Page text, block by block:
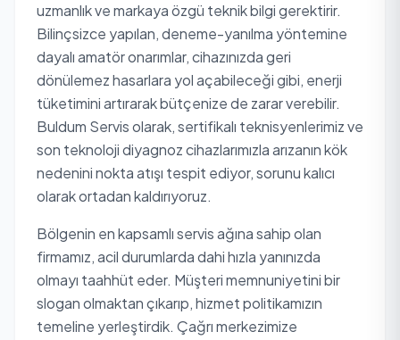
uzmanlık ve markaya özgü teknik bilgi gerektirir.
Bilinçsizce yapılan, deneme-yanılma yöntemine
dayalı amatör onarımlar, cihazınızda geri
dönülemez hasarlara yol açabileceği gibi, enerji
tüketimini artırarak bütçenize de zarar verebilir.
Buldum Servis olarak, sertifikalı teknisyenlerimiz ve
son teknoloji diyagnoz cihazlarımızla arızanın kök
nedenini nokta atışı tespit ediyor, sorunu kalıcı
olarak ortadan kaldırıyoruz.
Bölgenin en kapsamlı servis ağına sahip olan
firmamız, acil durumlarda dahi hızla yanınızda
olmayı taahhüt eder. Müşteri memnuniyetini bir
slogan olmaktan çıkarıp, hizmet politikamızın
temeline yerleştirdik. Çağrı merkezimize